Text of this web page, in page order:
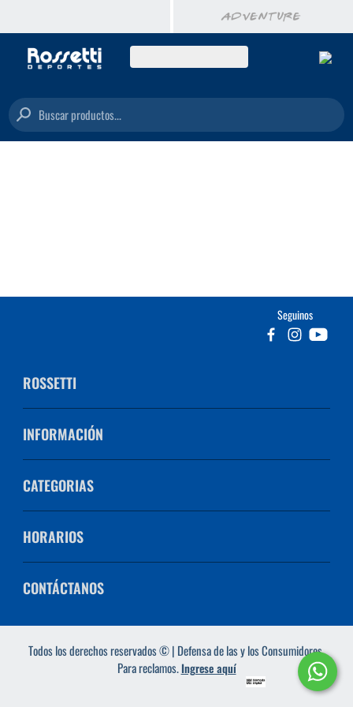
Buscar productos...
Seguinos
ROSSETTI
INFORMACIÓN
CATEGORIAS
HORARIOS
CONTÁCTANOS
Todos los derechos reservados © | Defensa de las y los Consumidores.
Para reclamos.Ingrese aquí